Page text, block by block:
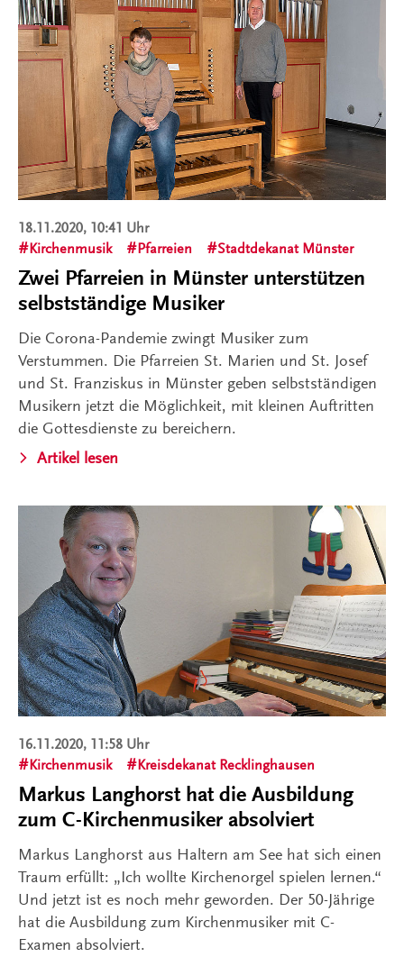
18.11.2020, 10:41 Uhr
Kirchenmusik
Pfarreien Stadtdekanat Münster
Zwei Pfarreien in Münster unterstützen
selbstständige Musiker
Die Corona-Pandemie zwingt Musiker zum
Verstummen. Die Pfarreien St. Marien und St. Josef
und St. Franziskus in Münster geben selbstständigen
Musikern jetzt die Möglichkeit, mit kleinen Auftritten
die Gottesdienste zu bereichern.
Artikel lesen
16.11.2020, 11:58 Uhr
Kirchenmusik
Kreisdekanat Recklinghausen
Markus Langhorst hat die Ausbildung
zum C-Kirchenmusiker absolviert
Markus Langhorst aus Haltern am See hat sich einen
Traum erfüllt: „Ich wollte Kirchenorgel spielen lernen.“
Und jetzt ist es noch mehr geworden. Der 50-Jährige
hat die Ausbildung zum Kirchenmusiker mit C-
Examen absolviert.